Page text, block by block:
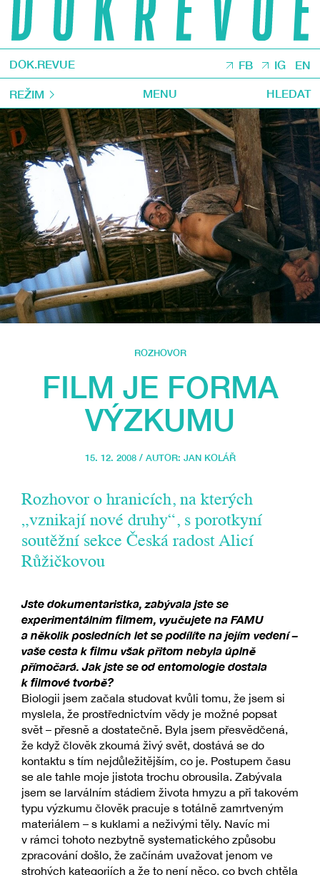
DOK.REVUE FB IG EN
REŽIM MENU HLEDAT
ROZHOVOR
FILM JE FORMA
VÝZKUMU
15. 12. 2008 / AUTOR: JAN KOLÁŘ
Rozhovor o hranicích, na kterých
„vznikají nové druhy“, s porotkyní
soutěžní sekce Česká radost Alicí
Růžičkovou
Jste dokumentaristka, zabývala jste se
experimentálním filmem, vyučujete na FAMU
a několik posledních let se podílíte na jejím vedení –
vaše cesta k filmu však přitom nebyla úplně
přímočará. Jak jste se od entomologie dostala
k filmové tvorbě?
Biologii jsem začala studovat kvůli tomu, že jsem si
myslela, že prostřednictvím vědy je možné popsat
svět – přesně a dostatečně. Byla jsem přesvědčená,
že když člověk zkoumá živý svět, dostává se do
kontaktu s tím nejdůležitějším, co je. Postupem času
se ale tahle moje jistota trochu obrousila. Zabývala
jsem se larválním stádiem života hmyzu a při takovém
typu výzkumu člověk pracuje s totálně zamrtveným
materiálem – s kuklami a neživými těly. Navíc mi
v rámci tohoto nezbytně systematického způsobu
zpracování došlo, že začínám uvažovat jenom ve
strohých kategoriích a že to není něco, co bych chtěla